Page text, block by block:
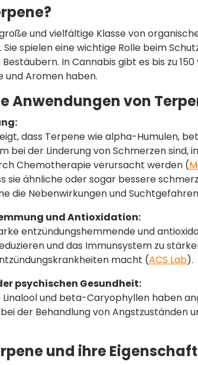
und vielfältige Klasse von
spielen eine wichtige Rolle beim
In Cannabis gibt es bis zu
und Aromen haben.
Anwendungen von
dass Terpene wie alpha-Humulen,
bei der Linderung von Schmerzen
Chemotherapie verursacht werden​ (
sie ähnliche oder sogar bessere
die Nebenwirkungen und
und Antioxidation:
entzündungshemmende und
und das Immunsystem zu
macht​ (ACS Lab)​.
psychischen Gesundheit:
Linalool und beta-Caryophyllen haben
der Behandlung von Angstzuständen
und ihre